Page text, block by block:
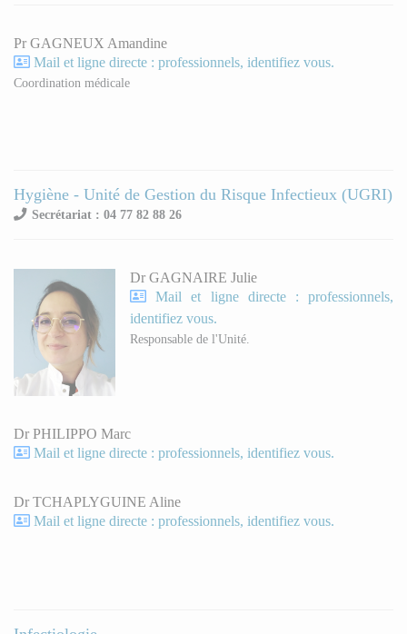
Pr GAGNEUX Amandine
Mail et ligne directe : professionnels, identifiez vous.
Coordination médicale
Hygiène - Unité de Gestion du Risque Infectieux (UGRI)
Secrétariat : 04 77 82 88 26
Dr GAGNAIRE Julie
Mail et ligne directe : professionnels,
identifiez vous.
Responsable de l'Unité.
Dr PHILIPPO Marc
Mail et ligne directe : professionnels, identifiez vous.
Dr TCHAPLYGUINE Aline
Mail et ligne directe : professionnels, identifiez vous.